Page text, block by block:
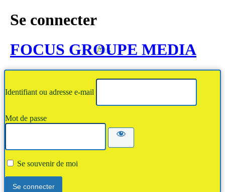
Se connecter
FOCUS GROUPE MEDIA
Identifiant ou adresse e-mail
Mot de passe
Se souvenir de moi